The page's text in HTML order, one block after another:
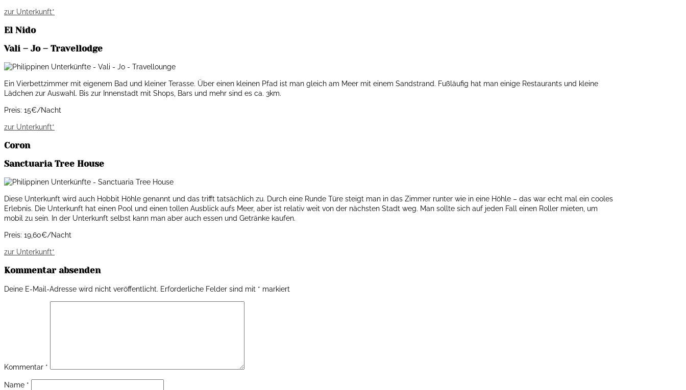
zur Unterkunft*
El Nido
Vali – Jo – Travellodge
Ein Vierbettzimmer mit eigenem Bad und kleiner Terasse. Über einen kleinen Pfad ist man gleich am Meer mit einem Sandstrand. Fußläufig hat man einige Restaurants und kleine
Lädchen zur Auswahl. Bis zur Innenstadt mit Shops, Bars und mehr sind es ca. 3km.
Preis: 15€/Nacht
zur Unterkunft*
Coron
Sanctuaria Tree House
Diese Unterkunft wird auch Hobbit Höhle genannt und das trifft tatsächlich zu. Durch eine Runde Türe steigt man in das Zimmer runter wie in eine Höhle – das war echt mal ein cooles
Erlebnis. Die Unterkunft hat einen Pool und einen tollen Ausblick aufs Meer, aber ist relativ weit von der nächsten Stadt weg. Man sollte sich auf jeden Fall einen Roller mieten, um
mobil zu sein. In der Unterkunft selbst kann man aber auch essen und Getränke kaufen.
Preis: 19,60€/Nacht
zur Unterkunft*
Kommentar absenden
Deine E-Mail-Adresse wird nicht veröffentlicht. Erforderliche Felder sind mit * markiert
Kommentar *
Name *